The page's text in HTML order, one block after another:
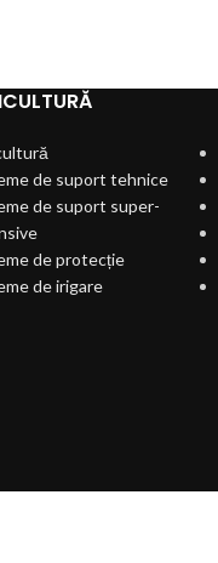
de suport tehnice
de suport super-
de protecție
de irigare